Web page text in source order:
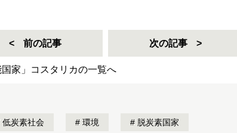
前の記事 次の記事
国家」コスタリカの一覧へ
低炭素社会 環境 脱炭素国家